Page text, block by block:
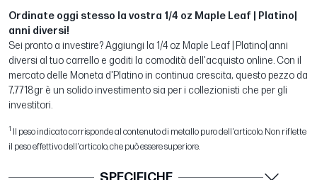
Ordinate oggi stesso la vostra 1/4 oz Maple Leaf | Platino|
anni diversi!
Sei pronto a investire? Aggiungi la 1/4 oz Maple Leaf | Platino| anni
diversi al tuo carrello e goditi la comodità dell'acquisto online. Con il
mercato delle Moneta d'Platino in continua crescita, questo pezzo da
7,7718gr è un solido investimento sia per i collezionisti che per gli
investitori.
1
Il peso indicato corrisponde al contenuto di metallo puro dell'articolo. Non riflette
il peso effettivo dell'articolo, che può essere superiore.